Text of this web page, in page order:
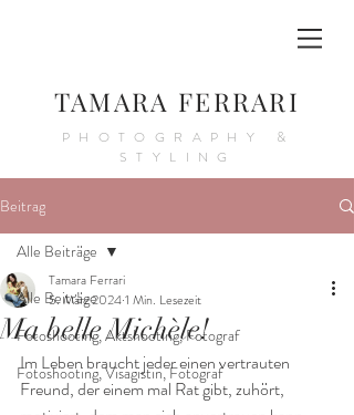
TAMARA FERRARI
PHOTOGRAPHY &
STYLING
Beitrag
Alle Beiträge
Fotoshooting, Aktshooting, Fotograf
Fotoshooting, Visagistin, Fotograf
Alle Beiträge
Ma belle Michèle!
Tamara Ferrari
5. März 20241 Min. Lesezeit
Im Leben braucht jeder einen vertrauten
Freund, der einem mal Rat gibt, zuhört,